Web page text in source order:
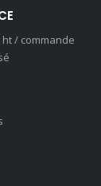
ht / commande